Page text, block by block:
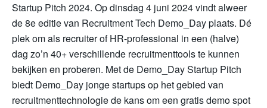
Startup Pitch 2024. Op dinsdag 4 juni 2024 vindt alweer
de 8e editie van Recruitment Tech Demo_Day plaats. Dé
plek om als recruiter of HR-professional in een (halve)
dag zo’n 40+ verschillende recruitmenttools te kunnen
bekijken en proberen. Met de Demo_Day Startup Pitch
biedt Demo_Day jonge startups op het gebied van
recruitmenttechnologie de kans om een gratis demo spot